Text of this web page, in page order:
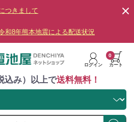
つきまして
和8年熊本地震による配送状況
ログイン カート
0
込み）以上で送料無料！